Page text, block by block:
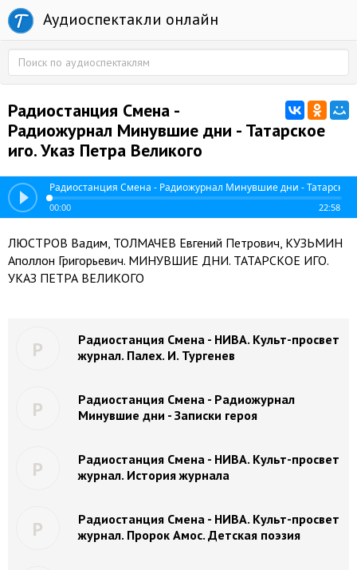
Аудиоспектакли онлайн
Радиостанция Смена -
Радиожурнал Минувшие дни - Татарское
иго. Указ Петра Великого
Радиостанция Смена - Радиожурнал Минувшие дни - Татарское
00:00 22:58
ЛЮСТРОВ Вадим, ТОЛМАЧЕВ Евгений Петрович, КУЗЬМИН
Аполлон Григорьевич. МИНУВШИЕ ДНИ. ТАТАРСКОЕ ИГО.
УКАЗ ПЕТРА ВЕЛИКОГО
Р
Радиостанция Смена - НИВА. Культ-просвет
журнал. Палех. И. Тургенев
Р
Радиостанция Смена - Радиожурнал
Минувшие дни - Записки героя
Р
Радиостанция Смена - НИВА. Культ-просвет
журнал. История журнала
Р
Радиостанция Смена - НИВА. Культ-просвет
журнал. Пророк Амос. Детская поэзия